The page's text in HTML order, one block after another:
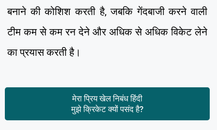
बनाने की कोशिश करती है, जबकि गेंदबाजी करने वाली
टीम कम से कम रन देने और अधिक से अधिक विकेट लेने
का प्रयास करती है।
मेरा प्रिय खेल निबंध हिंदी
मुझे क्रिकेट क्यों पसंद है?